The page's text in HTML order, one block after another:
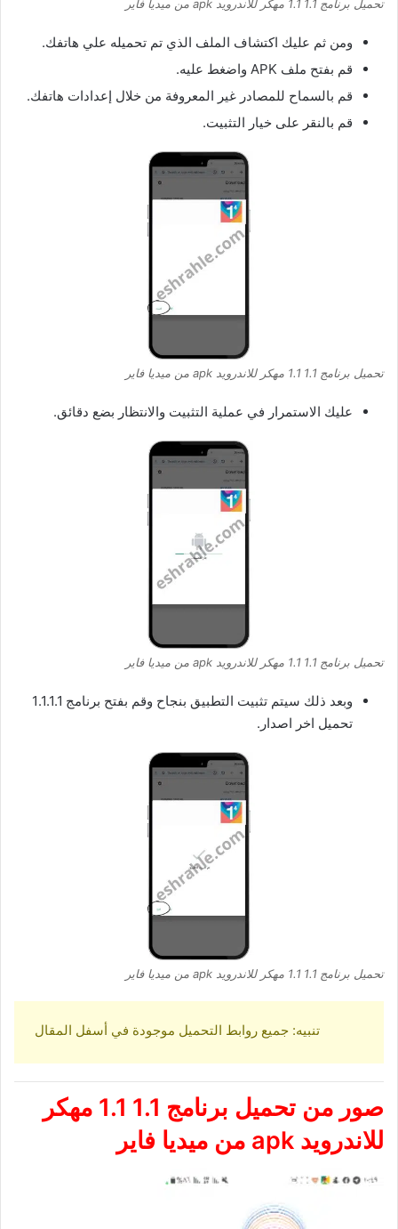
تحميل برنامج 1.1 1.1 مهكر للاندرويد apk من ميديا فاير
ومن ثم عليك اكتشاف الملف الذي تم تحميله علي هاتفك.
قم بفتح ملف APK واضغط عليه.
قم بالسماح للمصادر غير المعروفة من خلال إعدادات هاتفك.
قم بالنقر على خيار التثبيت.
تحميل برنامج 1.1 1.1 مهكر للاندرويد apk من ميديا فاير
عليك الاستمرار في عملية التثبيت والانتظار بضع دقائق.
تحميل برنامج 1.1 1.1 مهكر للاندرويد apk من ميديا فاير
وبعد ذلك سيتم تثبيت التطبيق بنجاح وقم بفتح برنامج 1.1.1.1
تحميل اخر اصدار.
تحميل برنامج 1.1 1.1 مهكر للاندرويد apk من ميديا فاير
تنبيه: جميع روابط التحميل موجودة في أسفل المقال
صور من
تحميل برنامج 1.1 1.1 مهكر
للاندرويد apk من ميديا فاير